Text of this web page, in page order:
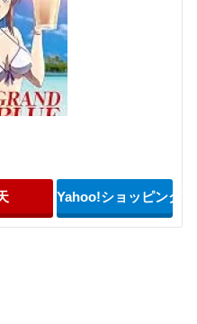
Yahoo!ショッピング